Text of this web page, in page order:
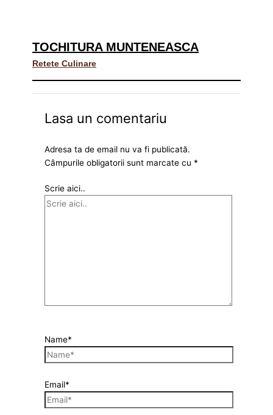
TOCHITURA MUNTENEASCA
Retete Culinare
Lasa un comentariu
Adresa ta de email nu va fi publicată.
Câmpurile obligatorii sunt marcate cu *
Scrie aici..
Name*
Email*